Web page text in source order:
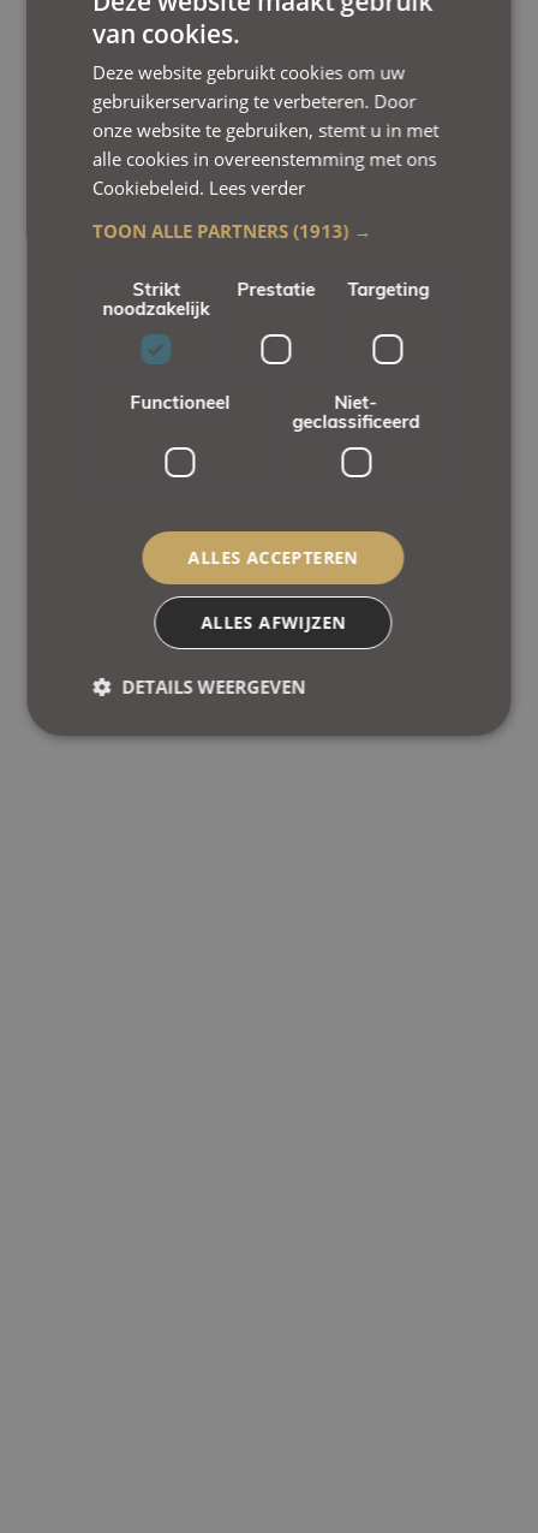
van cookies.
Deze website gebruikt cookies om uw
gebruikerservaring te verbeteren. Door
onze website te gebruiken, stemt u in met
alle cookies in overeenstemming met ons
Cookiebeleid. Lees verder
TOON ALLE PARTNERS(1913) →
Strikt
noodzakelijk
Prestatie Targeting
Functioneel
Niet-
geclassificeerd
ALLES ACCEPTEREN
ALLES AFWIJZEN
DETAILS WEERGEVEN